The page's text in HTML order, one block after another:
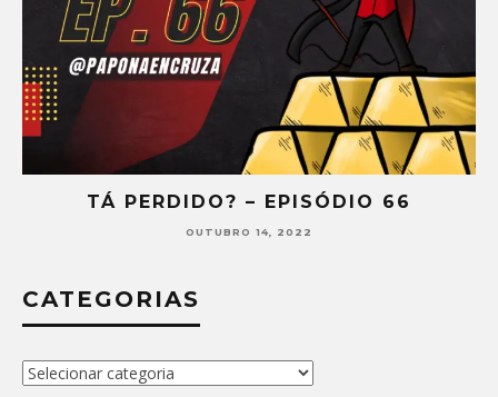
66 TÁ PERDIDO? –
CATEGORIAS
Categorias